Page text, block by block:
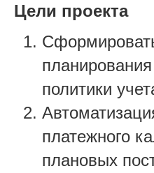
Цели проекта
политики
платежного
плановых